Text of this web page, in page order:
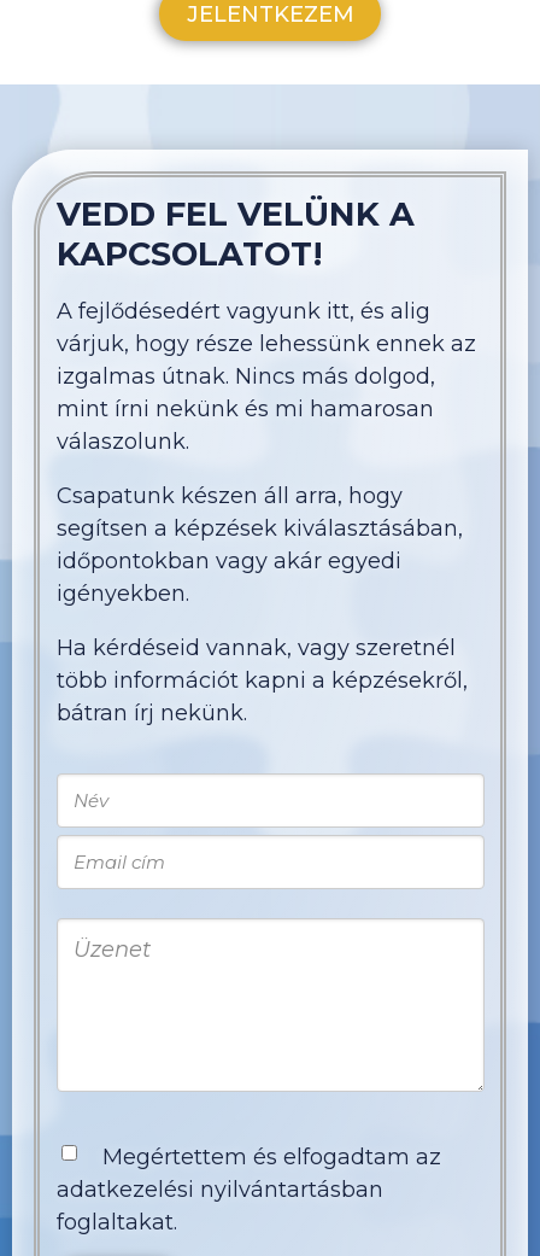
Emellett fontos, hogy a vezető nyitott
legyen új nézőpontok elfogadására, új
módszerek elsajátítására, képes legyen az
érdekében.
JELENTKEZEM
VEDD FEL VELÜNK A
KAPCSOLATOT!
A fejlődésedért vagyunk itt, és alig
várjuk, hogy része lehessünk ennek az
izgalmas útnak. Nincs más dolgod,
mint írni nekünk és mi hamarosan
válaszolunk.
Csapatunk készen áll arra, hogy
segítsen a képzések kiválasztásában,
időpontokban vagy akár egyedi
igényekben.
Ha kérdéseid vannak, vagy szeretnél
több információt kapni a képzésekről,
bátran írj nekünk.
Megértettem és elfogadtam az
adatkezelési nyilvántartásban
foglaltakat.